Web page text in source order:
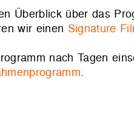
Überblick über das
wir einen Signature
nach Tagen
.